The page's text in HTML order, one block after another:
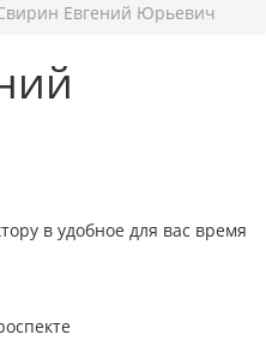
Евгений Юрьевич
в удобное для вас время